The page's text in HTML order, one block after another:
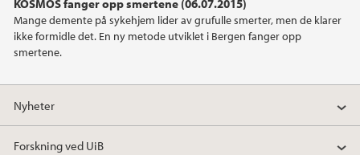
Mange demente på sykehjem lider av grufulle smerter, men de klarer
ikke formidle det. En ny metode utviklet i Bergen fanger opp
smertene.
2021
Nyheter
Forskning ved UiB